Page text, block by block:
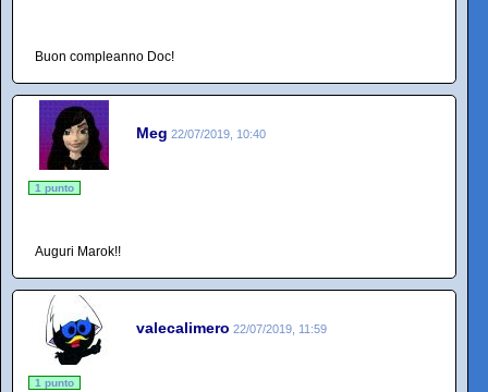
Buon compleanno Doc!
Meg 22/07/2019, 10:40
1 punto
Auguri Marok!!
valecalimero 22/07/2019, 11:59
1 punto